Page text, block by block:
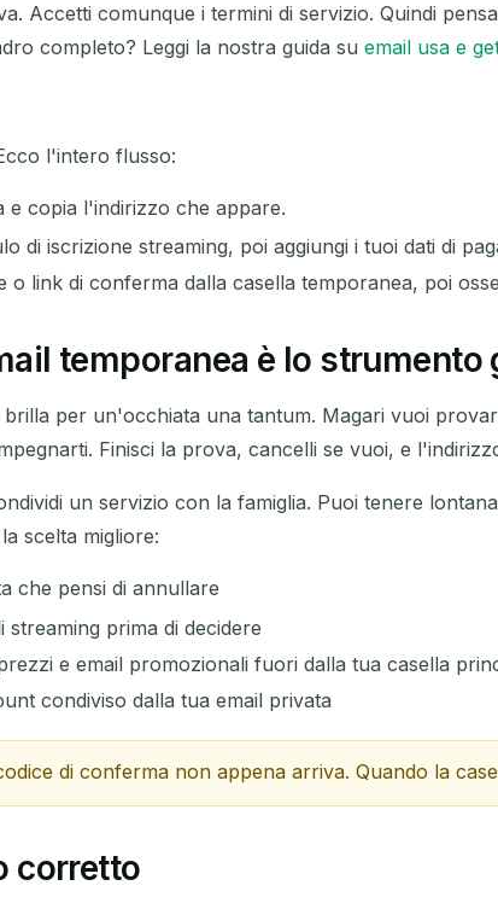
Elimina selezionati
In attesa di
Accetti comunque i termini di servizio. Quindi
completo? Leggi la nostra guida su email usa e
l'intero flusso:
e copia l'indirizzo che appare.
di iscrizione streaming, poi aggiungi i tuoi dati di
o link di conferma dalla casella temporanea, poi
temporanea è lo strumento
brilla per un'occhiata una tantum. Magari vuoi
Finisci la prova, cancelli se vuoi, e
un servizio con la famiglia. Puoi tenere
scelta migliore:
che pensi di annullare
prima di decidere
e email promozionali fuori dalla tua casella
condiviso dalla tua email privata
di conferma non appena arriva. Quando la
corretto